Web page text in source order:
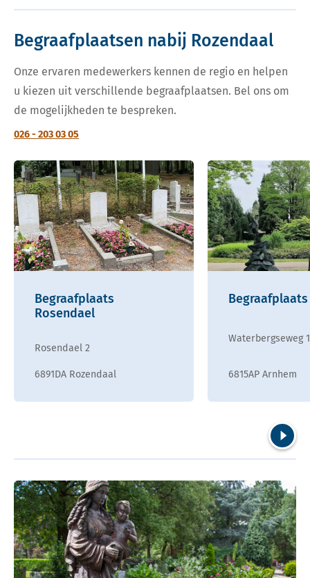
Begraafplaatsen nabij Rozendaal
Onze ervaren medewerkers kennen de regio en helpen
u kiezen uit verschillende begraafplaatsen. Bel ons om
de mogelijkheden te bespreken.
026 - 203 03 05
Begraafplaats
Rosendael
Rosendael 2
6891DA Rozendaal
Waterbergseweg
6815AP Arnhem